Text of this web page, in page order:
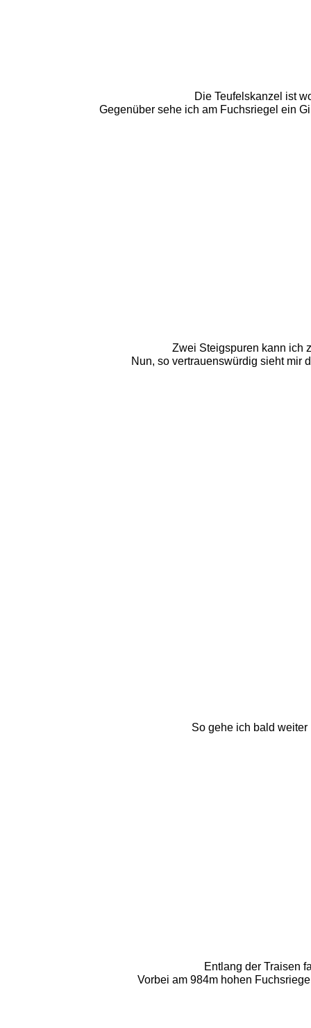
Entlang der Traisen
Vorbei am 984m hohen
So gehe ich bald
Zwei Steigspuren kann ich
Nun, so vertrauenswürdig sieht mir
Die Teufelskanzel ist
Gegenüber sehe ich am Fuchsriegel ein